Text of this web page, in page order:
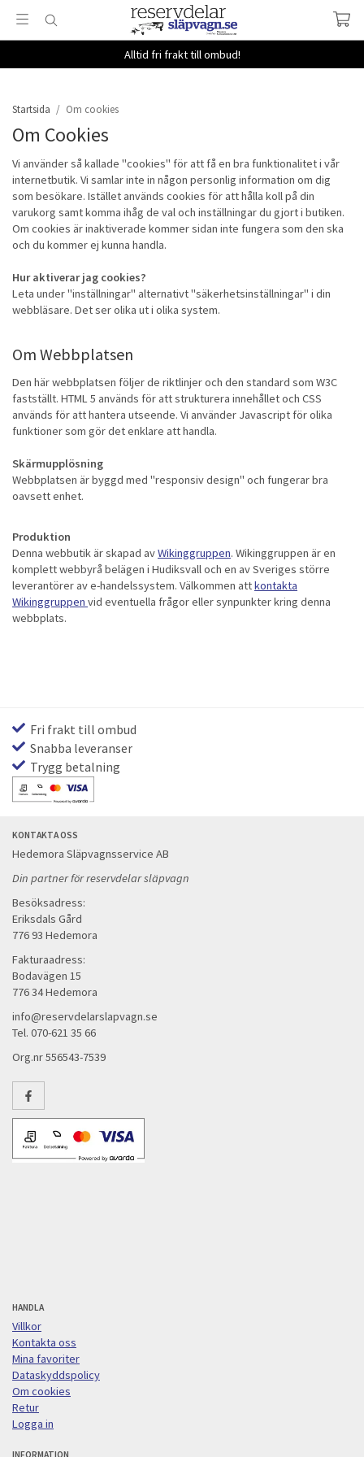
Alltid fri frakt till ombud!
Startsida / Om cookies
Om Cookies
Vi använder så kallade "cookies" för att få en bra funktionalitet i vår
internetbutik. Vi samlar inte in någon personlig information om dig
som besökare. Istället används cookies för att hålla koll på din
varukorg samt komma ihåg de val och inställningar du gjort i butiken.
Om cookies är inaktiverade kommer sidan inte fungera som den ska
och du kommer ej kunna handla.
Hur aktiverar jag cookies?
Leta under "inställningar" alternativt "säkerhetsinställningar" i din
webbläsare. Det ser olika ut i olika system.
Om Webbplatsen
Den här webbplatsen följer de riktlinjer och den standard som W3C
fastställt. HTML 5 används för att strukturera innehållet och CSS
används för att hantera utseende. Vi använder Javascript för olika
funktioner som gör det enklare att handla.
Skärmupplösning
Webbplatsen är byggd med "responsiv design" och fungerar bra
oavsett enhet.
Produktion
Denna webbutik är skapad avWikinggruppen. Wikinggruppen är en
komplett webbyrå belägen i Hudiksvall och en av Sveriges större
leverantörer av e-handelssystem. Välkommen attkontakta
Wikinggruppen vid eventuella frågor eller synpunkter kring denna
webbplats.
Fri frakt till ombud
Snabba leveranser
Trygg betalning
KONTAKTA OSS
Hedemora Släpvagnsservice AB
Din partner för reservdelar släpvagn
Besöksadress:
Eriksdals Gård
776 93 Hedemora
Fakturaadress:
Bodavägen 15
776 34 Hedemora
info@reservdelarslapvagn.se
Tel. 070-621 35 66
Org.nr 556543-7539
HANDLA
Villkor
Kontakta oss
Mina favoriter
Dataskyddspolicy
Om cookies
Retur
Logga in